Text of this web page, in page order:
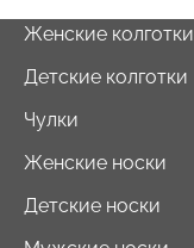
Женские колготки
Детские колготки
Чулки
Женские носки
Детские носки